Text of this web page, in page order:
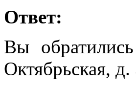
Ответ:
Вы
Октябрьская, д.